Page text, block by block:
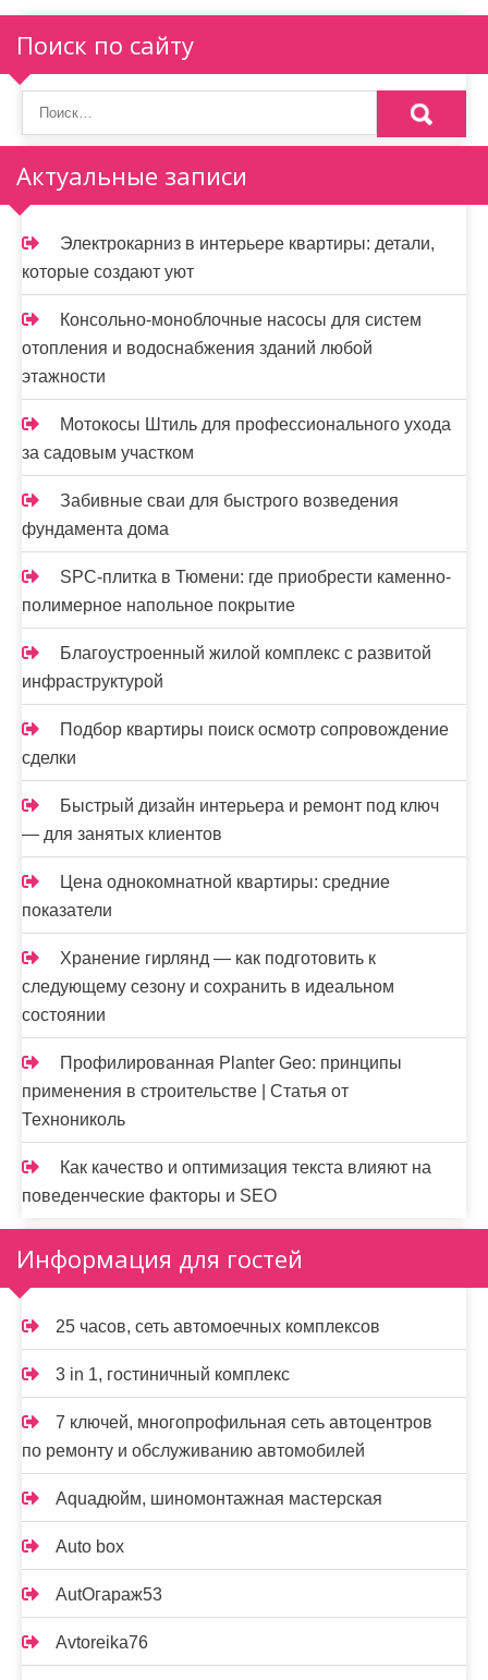
Поиск по сайту
Актуальные записи
Электрокарниз в интерьере квартиры: детали,
которые создают уют
Консольно-моноблочные насосы для систем
отопления и водоснабжения зданий любой
этажности
Мотокосы Штиль для профессионального ухода
за садовым участком
Забивные сваи для быстрого возведения
фундамента дома
SPC-плитка в Тюмени: где приобрести каменно-
полимерное напольное покрытие
Благоустроенный жилой комплекс с развитой
инфраструктурой
Подбор квартиры поиск осмотр сопровождение
сделки
Быстрый дизайн интерьера и ремонт под ключ
— для занятых клиентов
Цена однокомнатной квартиры: средние
показатели
Хранение гирлянд — как подготовить к
следующему сезону и сохранить в идеальном
состоянии
Профилированная Planter Geo: принципы
применения в строительстве | Статья от
Технониколь
Как качество и оптимизация текста влияют на
поведенческие факторы и SEO
Информация для гостей
25 часов, сеть автомоечных комплексов
3 in 1, гостиничный комплекс
7 ключей, многопрофильная сеть автоцентров
по ремонту и обслуживанию автомобилей
Aquaдюйм, шиномонтажная мастерская
Auto box
AutOгараж53
Avtoreika76